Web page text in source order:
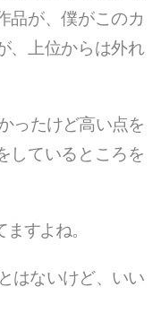
品が、僕がこのカ
、上位からは外れ
ったけど高い点を
しているところを
すよね。
はないけど、いい